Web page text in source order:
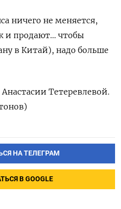
ничего не меняется,
и продают... чтобы
в Китай), надо больше
Тетеревлевой.
НА ТЕЛЕГРАМ
В GOOGLE